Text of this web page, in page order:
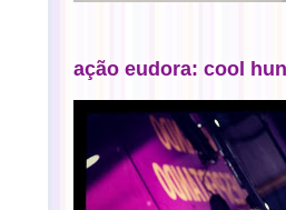
ação eudora: cool